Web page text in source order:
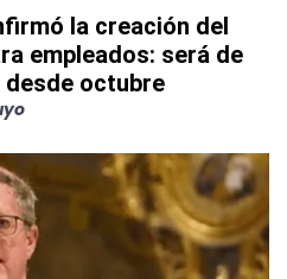
la creación del
empleados: será de
desde octubre